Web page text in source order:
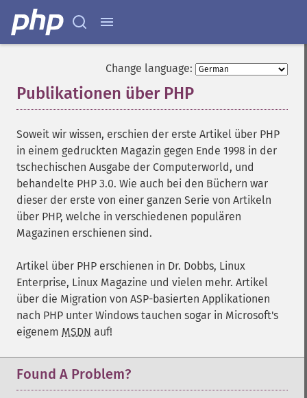
Change language:
Publikationen über PHP
Soweit wir wissen, erschien der erste Artikel über PHP
in einem gedruckten Magazin gegen Ende 1998 in der
tschechischen Ausgabe der Computerworld, und
behandelte PHP 3.0. Wie auch bei den Büchern war
dieser der erste von einer ganzen Serie von Artikeln
über PHP, welche in verschiedenen populären
Magazinen erschienen sind.
Artikel über PHP erschienen in Dr. Dobbs, Linux
Enterprise, Linux Magazine und vielen mehr. Artikel
über die Migration von ASP-basierten Applikationen
nach PHP unter Windows tauchen sogar in Microsoft's
eigenem MSDN auf!
Found A Problem?